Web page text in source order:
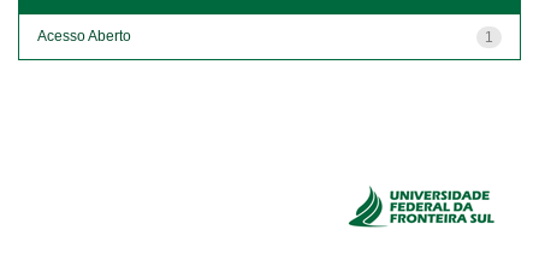
1
Acesso Aberto